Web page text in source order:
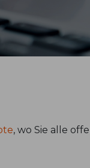
, wo Sie alle